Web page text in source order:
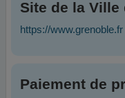
Site de la Ville
https://www.grenoble.fr
Paiement de